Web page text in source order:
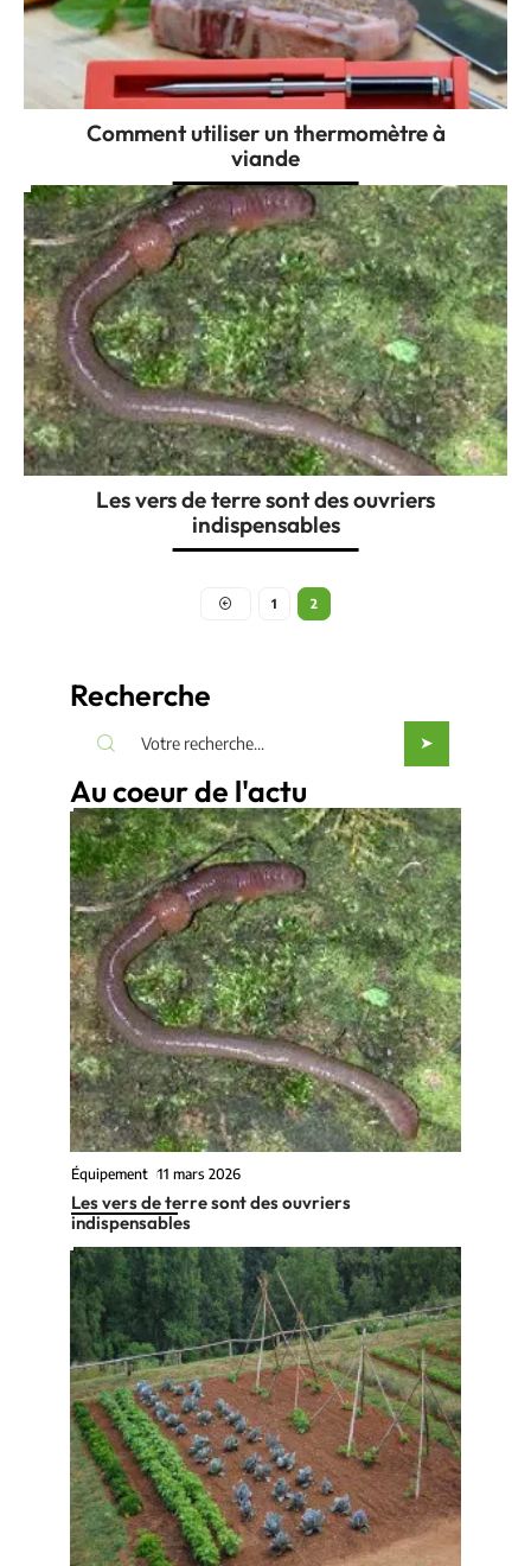
Comment utiliser un thermomètre à
viande
Les vers de terre sont des ouvriers
indispensables
1 2
Recherche
Au coeur de l'actu
Équipement 11 mars 2026
Les vers de terre sont des ouvriers
indispensables